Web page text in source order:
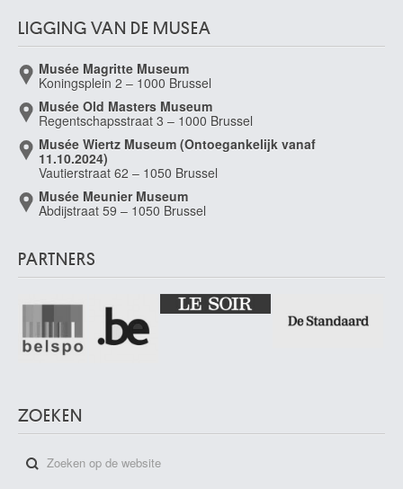
LIGGING VAN DE MUSEA
Musée Magritte Museum
Koningsplein 2 – 1000 Brussel
Musée Old Masters Museum
Regentschapsstraat 3 – 1000 Brussel
Musée Wiertz Museum (Ontoegankelijk vanaf
11.10.2024)
Vautierstraat 62 – 1050 Brussel
Musée Meunier Museum
Abdijstraat 59 – 1050 Brussel
PARTNERS
ZOEKEN